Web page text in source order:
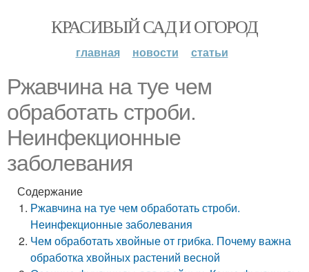
КРАСИВЫЙ САД И ОГОРОД
главная новости статьи
Ржавчина на туе чем
обработать строби.
Неинфекционные
заболевания
Содержание
Ржавчина на туе чем обработать строби.
Неинфекционные заболевания
Чем обработать хвойные от грибка. Почему важна
обработка хвойных растений весной